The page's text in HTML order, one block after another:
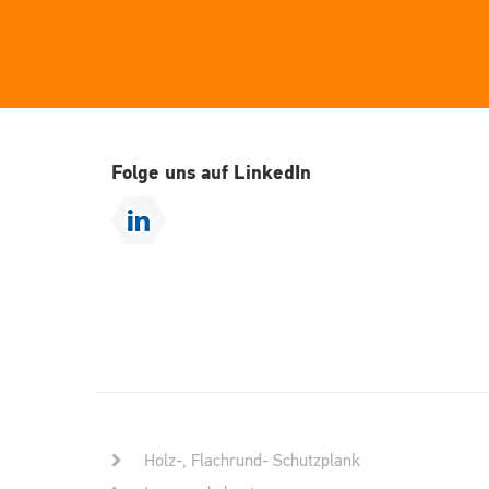
Folge uns auf LinkedIn
Holz-, Flachrund- Schutzplank